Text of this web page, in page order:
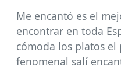
Me encantó es el
encontrar en toda
cómoda los platos
fenomenal salí